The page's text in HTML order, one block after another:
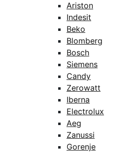
Ariston
Indesit
Beko
Blomberg
Bosch
Siemens
Candy
Zerowatt
Iberna
Electrolux
Aeg
Zanussi
Gorenje